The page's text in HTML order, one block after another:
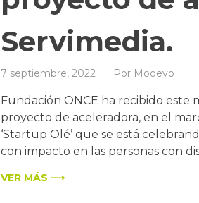
Servimedia.
7 septiembre, 2022 Por Mooevo
Fundación ONCE ha recibido este
proyecto de aceleradora, en el
‘Startup Olé’ que se está
con impacto en las personas con
VER MÁS ⟶